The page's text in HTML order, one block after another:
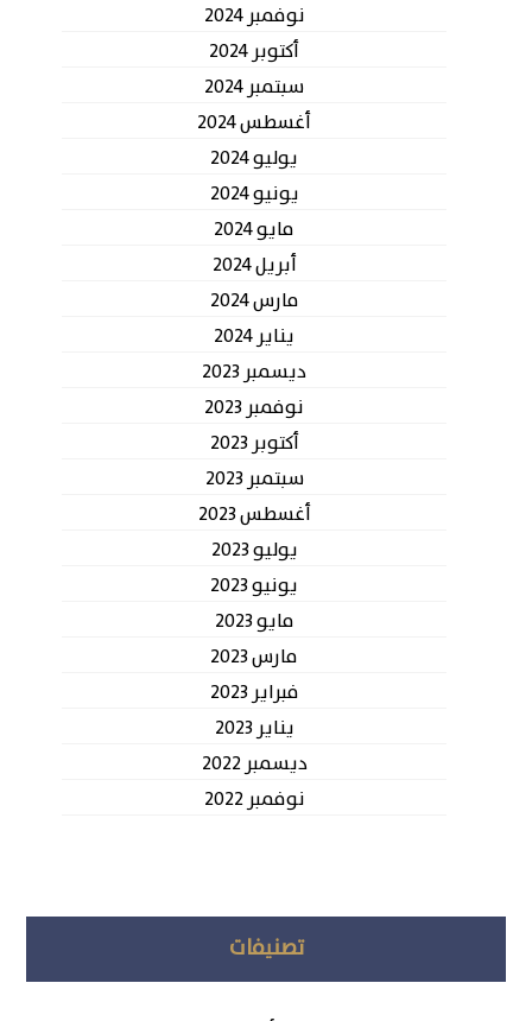
نوفمبر 2024
أكتوبر 2024
سبتمبر 2024
أغسطس 2024
يوليو 2024
يونيو 2024
مايو 2024
أبريل 2024
مارس 2024
يناير 2024
ديسمبر 2023
نوفمبر 2023
أكتوبر 2023
سبتمبر 2023
أغسطس 2023
يوليو 2023
يونيو 2023
مايو 2023
مارس 2023
فبراير 2023
يناير 2023
ديسمبر 2022
نوفمبر 2022
تصنيفات